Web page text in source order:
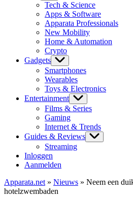
Tech & Science
Apps & Software
Apparata Professionals
New Mobility
Home & Automation
Crypto
Gadgets
Smartphones
Wearables
Toys & Electronics
Entertainment
Films & Series
Gaming
Internet & Trends
Guides & Reviews
Streaming
Inloggen
Aanmelden
Apparata.net » Nieuws » Neem een
hotelzwembaden